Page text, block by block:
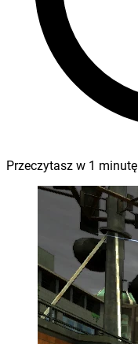
Przeczytasz w 1 minutę